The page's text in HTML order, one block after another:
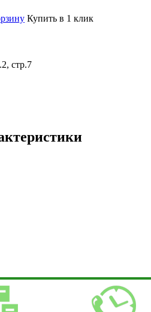
Купить в 1 клик
стр.7